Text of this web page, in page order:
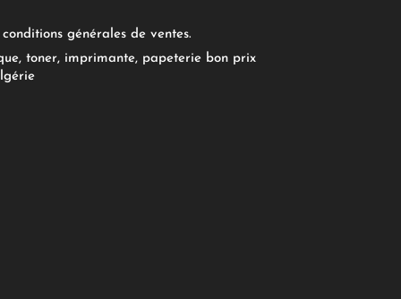
générales de ventes.
toner, imprimante, papeterie bon prix